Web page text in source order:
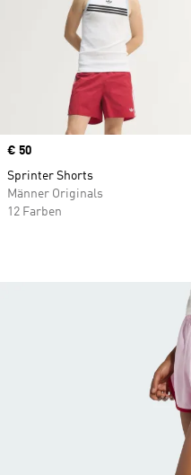
Price
€ 50
Sprinter Shorts
Männer Originals
12 Farben